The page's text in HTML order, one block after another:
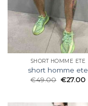
SHORT HOMME ETE
short homme ete
€49.00 €27.00